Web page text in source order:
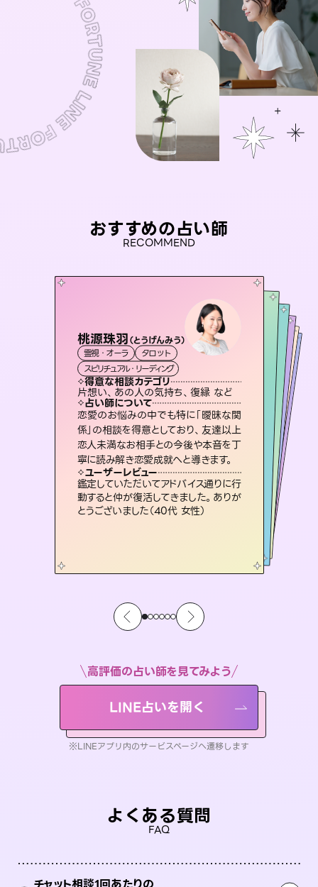
おすすめの占い師
RECOMMEND
桃源珠羽（とうげんみう）
霊視・オーラ
タロット
スピリチュアル・リーディング
得意な相談カテゴリ
片想い、あの人の気持ち、復縁 など
占い師について
恋愛のお悩みの中でも特に「曖昧な関
係」の相談を得意としており、友達以上
恋人未満なお相手との今後や本音を丁
寧に読み解き恋愛成就へと導きます。
ユーザーレビュー
鑑定していただいてアドバイス通りに行
動すると仲が復活してきました。ありが
とうございました（40代 女性）
セラピスト理恵
霊視・オーラ タロット
スピリチュアル・リーディング
得意な相談カテゴリ
片想い、二人の未来、年の差 など
占い師について
連絡再開、復縁、成就などの報告実績
多数。セラピストとして2万超の施術経
験があるからこそできる鑑定で、より良
い未来をサポートします。
ユーザーレビュー
とても心温まる鑑定でした。しかもこち
らは何も言っていないのに視えていらっ
しゃるんだなと驚きです（30代女性）
彗望（すいぼう
霊視・オーラ
スピリチュアル・リーディング
得意な相談カテゴリ
片想い、あの人の気持ち、復縁 など
占い師について
3,700年以上の歴史を持つ東洋最古の
占術「易占」で詳細まで占い、幸せへ向
かう道筋を示します。厳しい結果にも具
体的な対策をお伝えします。
ユーザーレビュー
複雑な背景もしっかり聞いて鑑定して
いただけました。気持ちが楽になりまし
た（50代 女性）
アイリス -iris-
西洋占星術
ルーン
得意な相談カテゴリ
恋愛総合、片想い、二人の未来 など
占い師について
復縁、恋愛、不倫の行方、同性愛や片思い、仕事関係や借金問題まで知りたいことや心の負担になっていることを紐解き、背中をそっと押して導きます。
ユーザーレビュー
安心感のあり、言い切ってくれる所や濁
さない鑑定のおかげで、毎回自分の気
持ちを整えられます（30代 男性）
おう 霊感オラクル
霊視・オーラ
オラクルカード
得意な相談カテゴリ
恋愛総合、あの人の気持ち など
占い師について
霊視×オラクルカードを使って「今」と
「未来」そして「気になるあの人の気持
ち」まで丁寧に読み解き、恋や人生のヒ
ントを優しく引き出します。
ユーザーレビュー
不安な気持ちが嘘みたいに晴れまし
た…！よく視えていらっしゃるんだなと
感じました（40代 女性）
未来視師＊花
霊視・オーラ 心理学
スピリチュアル・リーディング
得意な相談カテゴリ
出逢い、片想い、復縁 など
占い師について
未来には何パターンもの選択肢があり
ます。不安で視えにくくなっているあな
たの素敵な未来を見つけ、その未来を
選択できるようアドバイスします。
ユーザーレビュー
職場の人の性質や人間関係、本心など
本当によく視えていてびっくり。対策が
打てて前向きになれます（40代）
高評価の占い師を見てみよう
LINE占いを開く
※LINEアプリ内のサービスページへ遷移します
よくある質問
FAQ